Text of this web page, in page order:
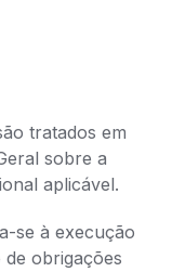
tratados em
sobre a
aplicável.
se à execução
obrigações